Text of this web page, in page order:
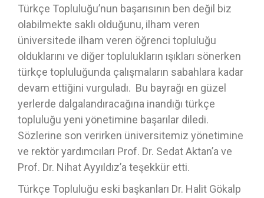
Türkçe Topluluğu’nun başarısının ben değil biz
olabilmekte saklı olduğunu, ilham veren
üniversitede ilham veren öğrenci topluluğu
olduklarını ve diğer toplulukların ışıkları sönerken
türkçe topluluğunda çalışmaların sabahlara kadar
devam ettiğini vurguladı. Bu bayrağı en güzel
yerlerde dalgalandıracağına inandığı türkçe
topluluğu yeni yönetimine başarılar diledi.
Sözlerine son verirken üniversitemiz yönetimine
ve rektör yardımcıları Prof. Dr. Sedat Aktan’a ve
Prof. Dr. Nihat Ayyıldız’a teşekkür etti.
Türkçe Topluluğu eski başkanları Dr. Halit Gökalp